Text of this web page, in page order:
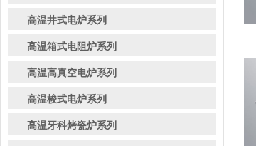
高温井式电炉系列
高温箱式电阻炉系列
高温高真空电炉系列
高温梭式电炉系列
高温牙科烤瓷炉系列